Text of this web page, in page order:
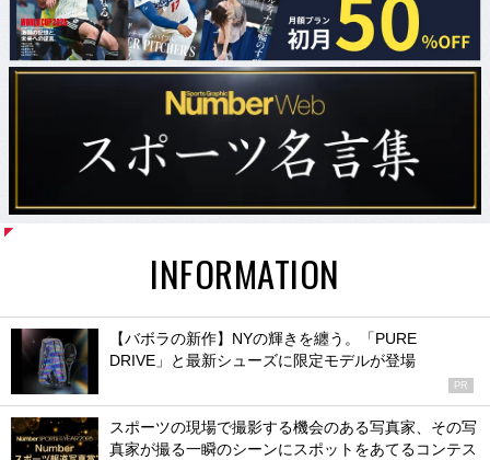
INFORMATION
【バボラの新作】NYの輝きを纏う。「PURE
DRIVE」と最新シューズに限定モデルが登場
PR
スポーツの現場で撮影する機会のある写真家、その写
真家が撮る一瞬のシーンにスポットをあてるコンテス